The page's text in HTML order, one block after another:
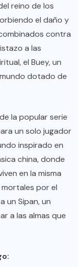
reino de los
el daño y
contra
a las
el Buey, un
dotado de
la popular serie
un solo jugador
inspirado en
china, donde
en la misma
por el
un Sipan, un
a las almas que